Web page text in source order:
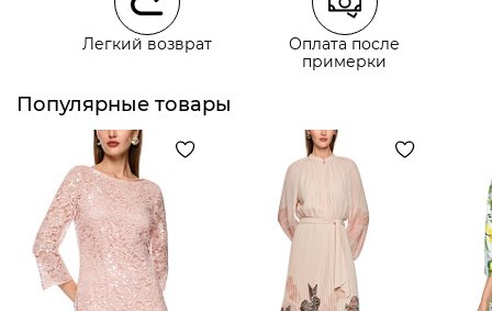
Самовывоз из пункта выдачи СДЭК
Легкий возврат
Оплата после
примерки
Популярные товары